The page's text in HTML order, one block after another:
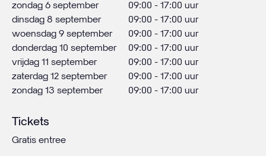
zondag 6 september
09:00 - 17:00 uur
dinsdag 8 september
09:00 - 17:00 uur
woensdag 9 september
09:00 - 17:00 uur
donderdag 10 september
09:00 - 17:00 uur
vrijdag 11 september
09:00 - 17:00 uur
zaterdag 12 september
09:00 - 17:00 uur
zondag 13 september
09:00 - 17:00 uur
Tickets
Gratis entree